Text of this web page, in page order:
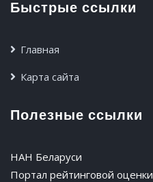
Быстрые ссылки
Главная
Карта сайта
Полезные ссылки
НАН Беларуси
Портал рейтинговой оценки